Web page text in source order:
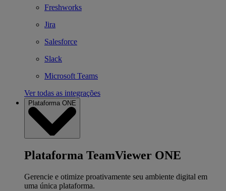
Freshworks
Jira
Salesforce
Slack
Microsoft Teams
Ver todas as integrações
Plataforma ONE
Plataforma TeamViewer ONE
Gerencie e otimize proativamente seu ambiente digital em
uma única plataforma.